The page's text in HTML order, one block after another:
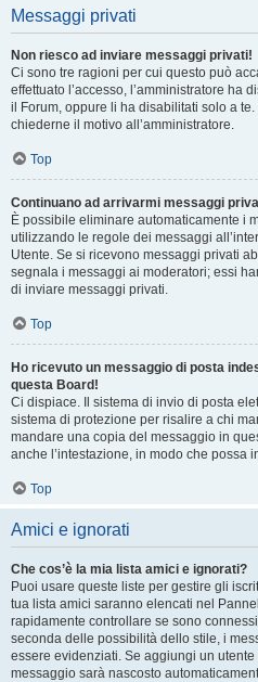
Messaggi privati
Non riesco ad inviare messaggi privati!
Ci sono tre ragioni per cui questo può
effettuato l’accesso, l’amministratore ha
il Forum, oppure li ha disabilitati solo a
chiederne il motivo all’amministratore.
Top
Continuano ad arrivarmi messaggi
È possibile eliminare automaticamente i
utilizzando le regole dei messaggi
Utente. Se si ricevono messaggi privati
segnala i messaggi ai moderatori; essi
di inviare messaggi privati​​.
Top
Ho ricevuto un messaggio di posta
questa Board!
Ci dispiace. Il sistema di invio di posta
sistema di protezione per risalire a chi
mandare una copia del messaggio in
anche l’intestazione, in modo che possa
Top
Amici e ignorati
Che cos’è la mia lista amici e ignorati?
Puoi usare queste liste per gestire gli
tua lista amici saranno elencati nel
rapidamente controllare se sono
seconda delle possibilità dello stile, i
essere evidenziati. Se aggiungi un
messaggio sarà nascosto